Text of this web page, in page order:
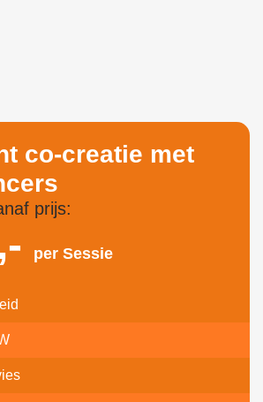
co-creatie met
prijs:
per Sessie